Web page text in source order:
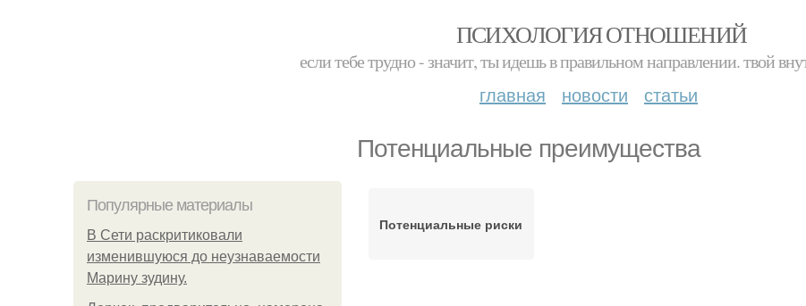
ПСИХОЛОГИЯ ОТНОШЕНИЙ
если тебе трудно - значит, ты идешь в правильном направлении. твой
главная новости статьи
Потенциальные преимущества
Популярные материалы
В Сети раскритиковали
изменившуюся до неузнаваемости
Марину зудину.
Потенциальные риски